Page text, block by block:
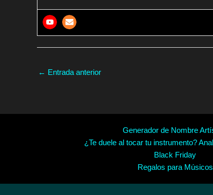
← Entrada anterior
Generador de Nombre
¿Te duele al tocar tu instrumento?
Black Friday
Regalos para Músicos